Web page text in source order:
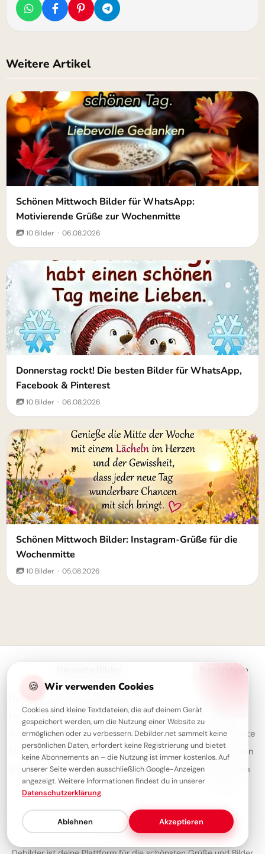
Weitere Artikel
Schönen Mittwoch Bilder für WhatsApp:
Motivierende Grüße zur Wochenmitte
10 Bilder · 06.08.2026
Donnerstag rockt! Die besten Bilder für WhatsApp,
Facebook & Pinterest
10 Bilder · 06.08.2026
Schönen Mittwoch Bilder: Instagram-Grüße für die
Wochenmitte
10 Bilder · 05.08.2026
🍪 Wir verwenden Cookies
Cookies sind kleine Textdateien, die auf deinem Gerät
gespeichert werden, um die Nutzung einer Website zu
ermöglichen oder zu verbessern. Debilder.net sammelt keine
persönlichen Daten, erfordert keine Registrierung und bietet
keine Abonnements an – die Nutzung ist immer kostenlos. Auf
unserer Seite werden ausschließlich Google-Anzeigen
angezeigt. Weitere Informationen findest du in unserer
Datenschutzerklärung.
Ablehnen Akzeptieren
Herzliche Begrüßung: Spannender Lernstart für TikTok Clips
Süße Schulstart-Grüße für einen strahlenden ersten Schultag auf TikTok
Ein fröhlicher Start in ein neues Abenteuer – Dein Schulbeginn für WhatsApp!
Willkommen im neuen Schuljahr! Freche Schulstart-Grüße für Telegram
Navigation
Entdecken
Trending Heute
Meistgesehen
Sammlungen
Über Debilder